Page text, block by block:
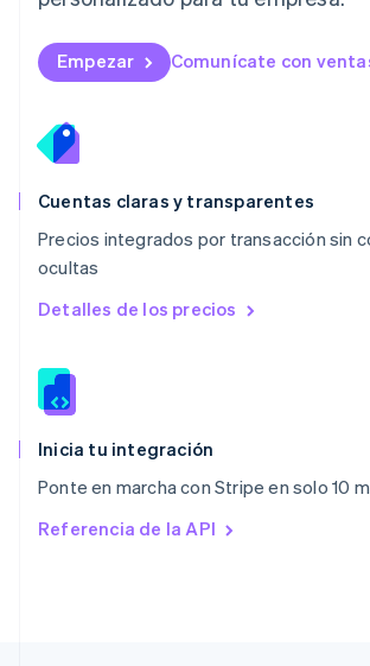
Empezar Comunícate con
Cuentas claras y transparentes
Precios integrados por transacción sin
ocultas
Detalles de los precios
Inicia tu integración
Ponte en marcha con Stripe en solo 10
Referencia de la API
English 简体中文
English
México
Noruega
English
English
NederlandsEnglish
Polonia
English
RAE de Hong Kong, China
Reino Unido
English
English
English